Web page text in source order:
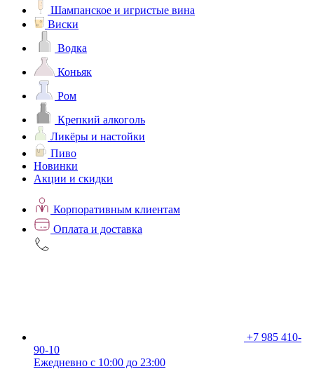
Шампанское и игристые вина
Виски
Водка
Коньяк
Ром
Крепкий алкоголь
Ликёры и настойки
Пиво
Новинки
Акции и скидки
Корпоративным клиентам
Оплата и доставка
+7 985 410-
90-10
Ежедневно с 10:00 до 23:00